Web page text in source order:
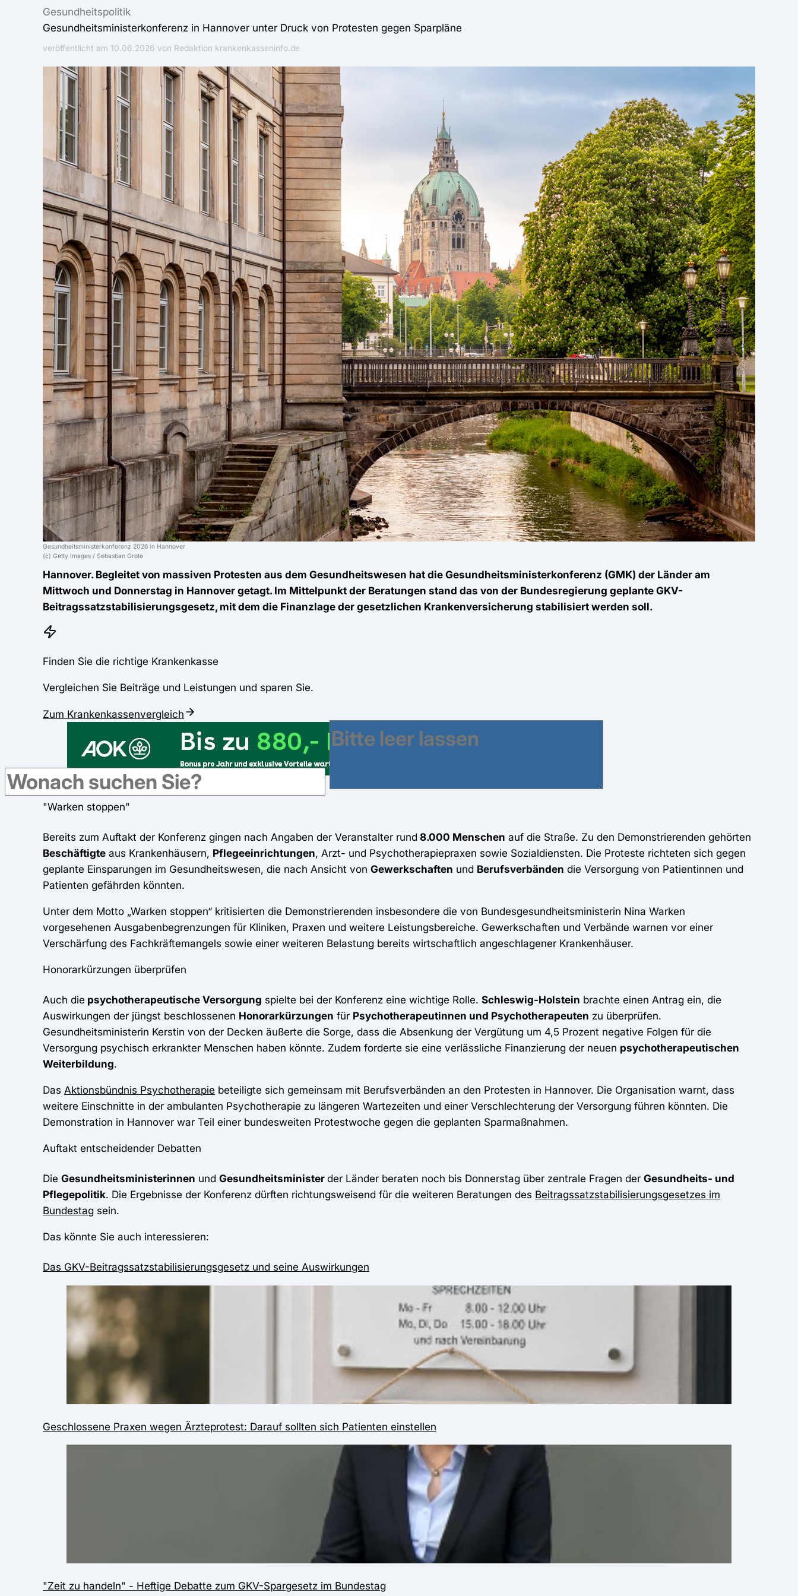
Gesundheitspolitik
Gesundheitsministerkonferenz in Hannover unter Druck von Protesten gegen Sparpläne
veröffentlicht am 10.06.2026 von Redaktion krankenkasseninfo.de
Gesundheitsministerkonferenz 2026 in Hannover
(c) Getty Images / Sebastian Grote
Hannover. Begleitet von massiven Protesten aus dem Gesundheitswesen hat die Gesundheitsministerkonferenz (GMK) der Länder am
Mittwoch und Donnerstag in Hannover getagt. Im Mittelpunkt der Beratungen stand das von der Bundesregierung geplante GKV-
Beitragssatzstabilisierungsgesetz, mit dem die Finanzlage der gesetzlichen Krankenversicherung stabilisiert werden soll.
Finden Sie die richtige Krankenkasse
Vergleichen Sie Beiträge und Leistungen und sparen Sie.
Zum Krankenkassenvergleich
"Warken stoppen"
Bereits zum Auftakt der Konferenz gingen nach Angaben der Veranstalter rund8.000 Menschen auf die Straße. Zu den Demonstrierenden gehörten
Beschäftigte aus Krankenhäusern, Pflegeeinrichtungen, Arzt- und Psychotherapiepraxen sowie Sozialdiensten. Die Proteste richteten sich gegen
geplante Einsparungen im Gesundheitswesen, die nach Ansicht von Gewerkschaften und Berufsverbänden die Versorgung von Patientinnen und
Patienten gefährden könnten.
Unter dem Motto „Warken stoppen“ kritisierten die Demonstrierenden insbesondere die von Bundesgesundheitsministerin Nina Warken
vorgesehenen Ausgabenbegrenzungen für Kliniken, Praxen und weitere Leistungsbereiche. Gewerkschaften und Verbände warnen vor einer
Verschärfung des Fachkräftemangels sowie einer weiteren Belastung bereits wirtschaftlich angeschlagener Krankenhäuser.
Honorarkürzungen überprüfen
Auch die psychotherapeutische Versorgung spielte bei der Konferenz eine wichtige Rolle. Schleswig-Holstein brachte einen Antrag ein, die
Auswirkungen der jüngst beschlossenen Honorarkürzungen für Psychotherapeutinnen und Psychotherapeuten zu überprüfen.
Gesundheitsministerin Kerstin von der Decken äußerte die Sorge, dass die Absenkung der Vergütung um 4,5 Prozent negative Folgen für die
Versorgung psychisch erkrankter Menschen haben könnte. Zudem forderte sie eine verlässliche Finanzierung der neuen psychotherapeutischen
Weiterbildung.
Das Aktionsbündnis Psychotherapie beteiligte sich gemeinsam mit Berufsverbänden an den Protesten in Hannover. Die Organisation warnt, dass
weitere Einschnitte in der ambulanten Psychotherapie zu längeren Wartezeiten und einer Verschlechterung der Versorgung führen könnten. Die
Demonstration in Hannover war Teil einer bundesweiten Protestwoche gegen die geplanten Sparmaßnahmen.
Auftakt entscheidender Debatten
Die Gesundheitsministerinnen und Gesundheitsministerder Länder beraten noch bis Donnerstag über zentrale Fragen der Gesundheits- und
Pflegepolitik. Die Ergebnisse der Konferenz dürften richtungsweisend für die weiteren Beratungen des Beitragssatzstabilisierungsgesetzes im
Bundestag sein.
Das könnte Sie auch interessieren:
Das GKV-Beitragssatzstabilisierungsgesetz und seine Auswirkungen
Geschlossene Praxen wegen Ärzteprotest: Darauf sollten sich Patienten einstellen
"Zeit zu handeln" - Heftige Debatte zum GKV-Spargesetz im Bundestag